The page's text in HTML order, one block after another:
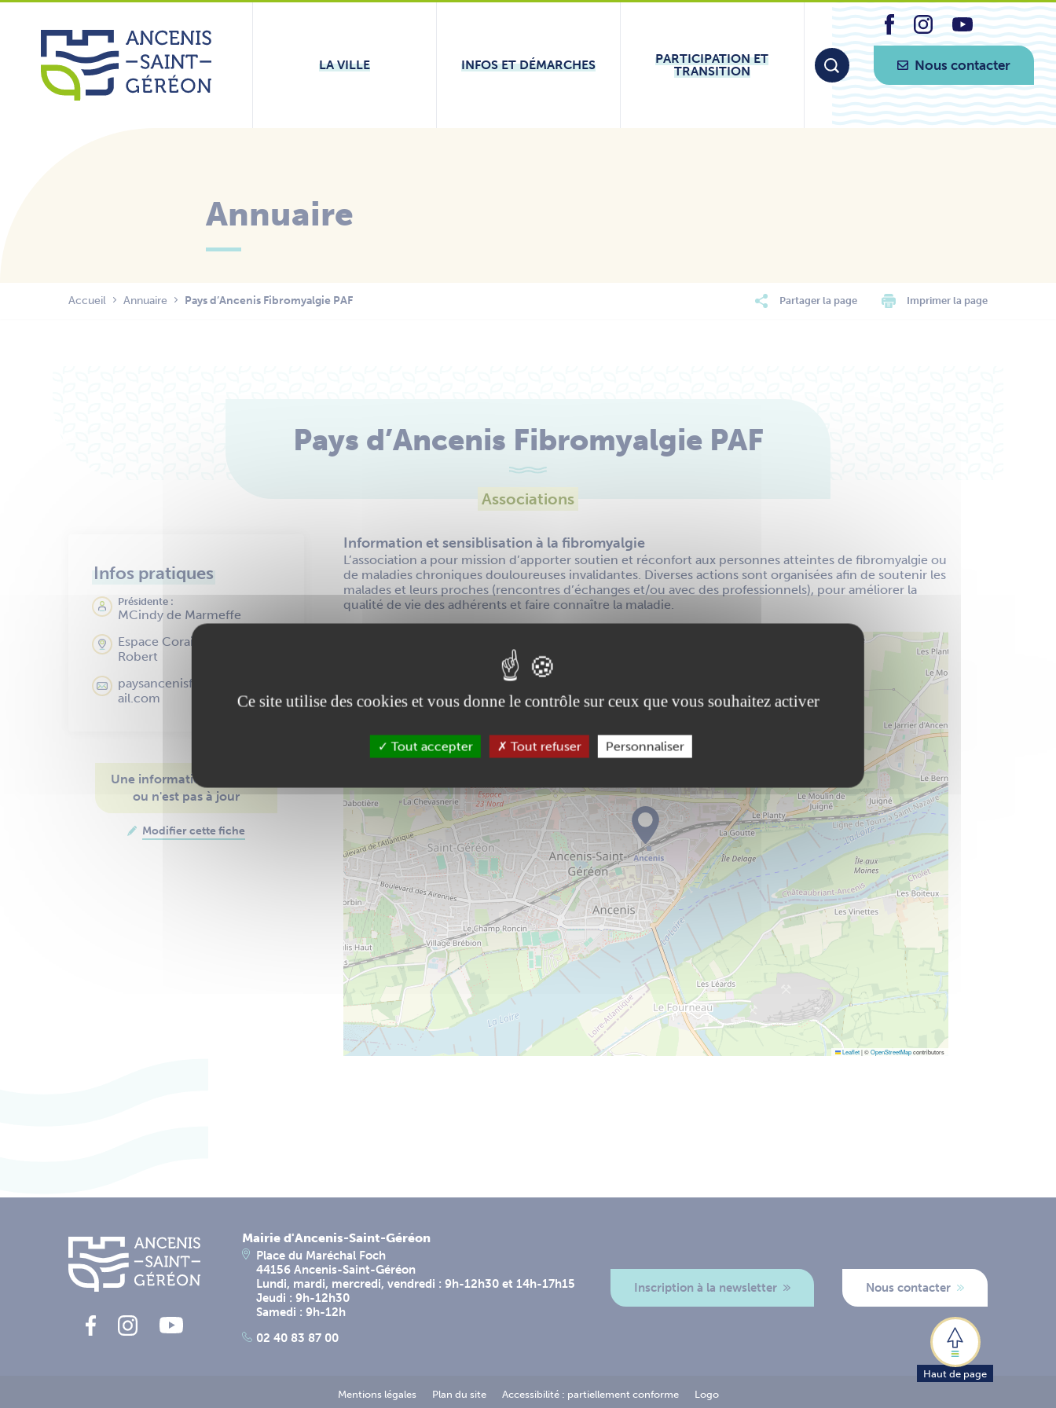
Aller
contenu
LA VILLE
INFOS ET DÉMARCHES
PARTICIPATION ET
TRANSITION
Nous contacter
Annuaire
Accueil Annuaire Pays d’Ancenis Fibromyalgie PAF Partager la page Imprimer la page
Pays d’Ancenis Fibromyalgie PAF
Associations
Infos pratiques
Présidente :
MCindy de Marmeffe
Espace Corail 30 place Francis
Robert
paysancenisfibromyalgie@gm
ail.com
Une information manque
ou n'est pas à jour
Modifier cette fiche
Information et sensiblisation à la fibromyalgie
L’association a pour mission d’apporter soutien et réconfort aux personnes atteintes de fibromyalgie ou
de maladies chroniques douloureuses invalidantes. Diverses actions sont organisées afin de soutenir les
malades et leurs proches (rencontres d’échanges et/ou avec des professionnels), pour améliorer la
qualité de vie des adhérents et faire connaître la maladie.
Leaflet|©OpenStreetMapcontributors
Haut de page
Mairie d'Ancenis-Saint-Géréon
Place du Maréchal Foch
44156 Ancenis-Saint-Géréon
Lundi, mardi, mercredi, vendredi : 9h-12h30 et 14h-17h15
Jeudi : 9h-12h30
Samedi : 9h-12h
02 40 83 87 00
Inscription à la newsletter Nous contacter
Mentions légales Plan du site Accessibilité : partiellement conforme Logo
Panneau de gestion des cookies
Ce site utilise des cookies et vous donne le contrôle sur ceux que vous souhaitez activer
Tout accepter Tout refuser Personnaliser